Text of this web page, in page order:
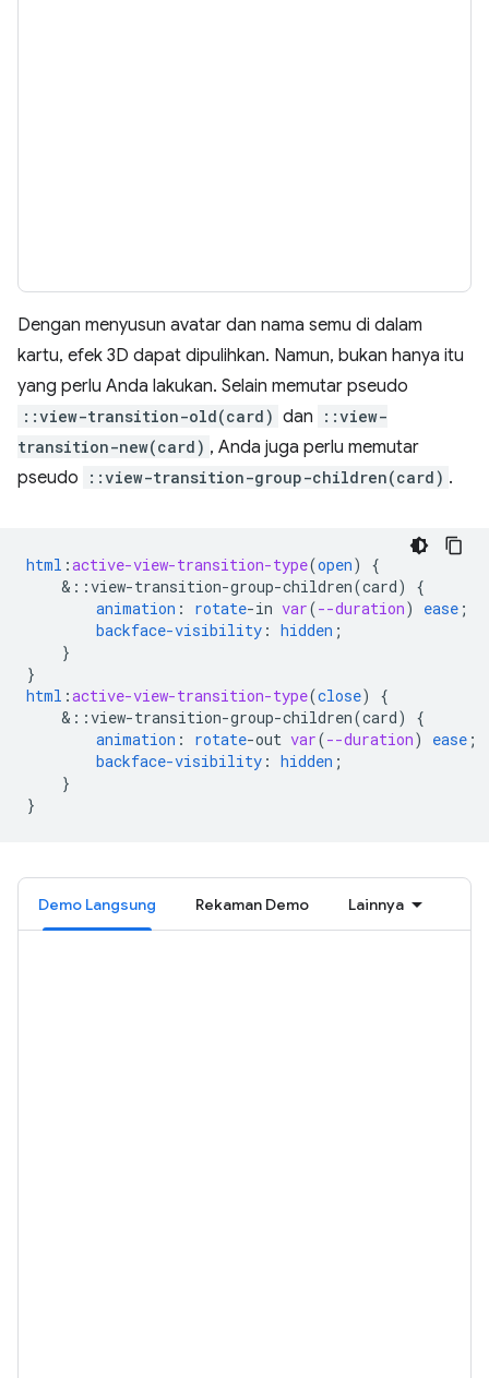
Dengan menyusun avatar dan nama semu di dalam
kartu, efek 3D dapat dipulihkan. Namun, bukan hanya itu
yang perlu Anda lakukan. Selain memutar pseudo
::view-transition-old(card) dan
::view-
transition-new(card) , Anda juga perlu memutar
pseudo
::view-transition-group-children(card) .
html :active-view-transition-type(open)
{
& ::view-transition-group-children(card)
{
animation : rotate-in var(--duration) ease ;
backface-visibility : hidden ;
}
}
html :active-view-transition-type(close)
{
& ::view-transition-group-children(card)
{
animation : rotate-out var(--duration) ease ;
backface-visibility : hidden ;
}
}
Demo Langsung Rekaman Demo Lainnya